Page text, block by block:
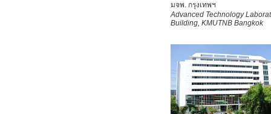
มจพ. กรุงเทพฯ
Advanced Technology
Building, KMUTNB Bangkok